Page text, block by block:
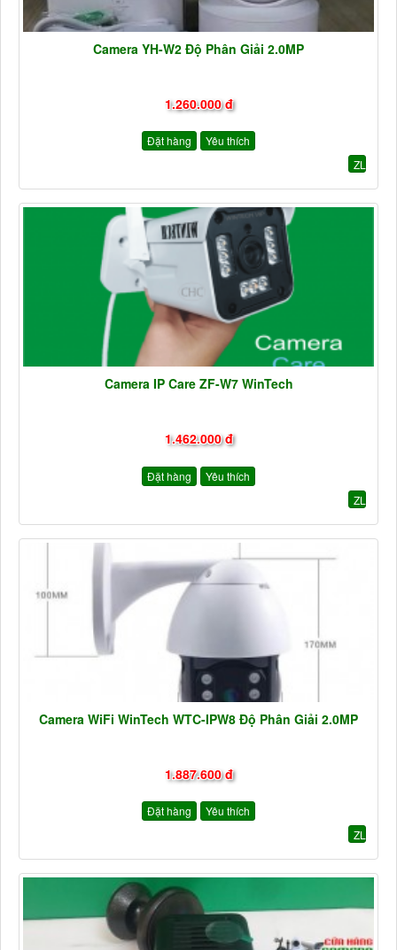
Camera YH-W2 Độ Phân Giải 2.0MP
1.260.000 đ
Đặt hàng
Yêu thích
ZL
Camera IP Care ZF-W7 WinTech
1.462.000 đ
Đặt hàng
Yêu thích
ZL
Camera WiFi WinTech WTC-IPW8 Độ Phân Giải 2.0MP
1.887.600 đ
Đặt hàng
Yêu thích
ZL